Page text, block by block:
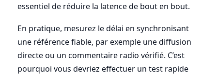
essentiel de réduire la latence de bout en bout.
En pratique, mesurez le délai en synchronisant
une référence fiable, par exemple une diffusion
directe ou un commentaire radio vérifié. C’est
pourquoi vous devriez effectuer un test rapide